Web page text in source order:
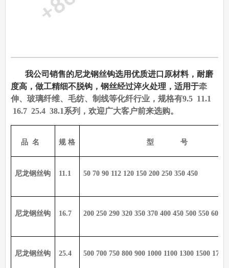
我公司销售的尼龙钢丝钩选用优质进口原材料，耐磨
度高，做工精细不脱钩，钢丝经过淬火处理，适用于牵
伸、玻璃纤维、毛纺、制线等化纤行业，规格有9.5 11.1
16.7 25.4 38.1 系列，欢迎广大客户前来选购。
品 名 规 格 型 号
尼龙钢丝钩 11.1 50 70 90 112 120 150 200 250 350 450
尼龙钢丝钩 16.7 200 250 290 320 350 370 400 450 500 550 600
尼龙钢丝钩 25.4 500 700 750 800 900 1000 1100 1300 1500